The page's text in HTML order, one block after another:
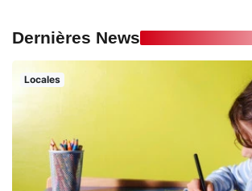
Dernières News
Locales